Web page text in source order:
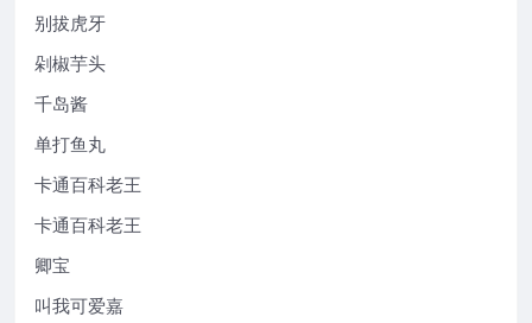
别拔虎牙
剁椒芋头
千岛酱
单打鱼丸
卡通百科老王
卡通百科老王
卿宝
叫我可爱嘉